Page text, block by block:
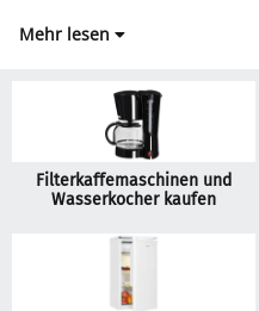
Mehr lesen
Filterkaffemaschinen und
Wasserkocher kaufen